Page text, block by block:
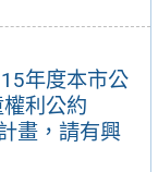
年度本市公
利公約
畫，請有興